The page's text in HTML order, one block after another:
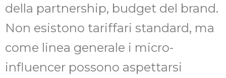
della partnership, budget del brand.
Non esistono tariffari standard, ma
come linea generale i micro-
influencer possono aspettarsi